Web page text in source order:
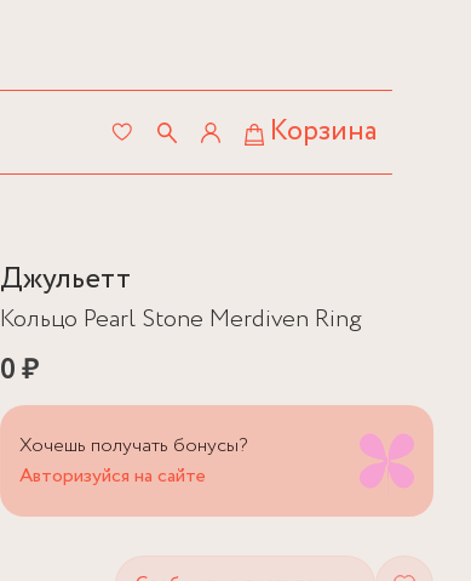
Корзина
Джульетт
Кольцо Pearl Stone Merdiven Ring
0 ₽
Хочешь получать бонусы?
Авторизуйся на сайте